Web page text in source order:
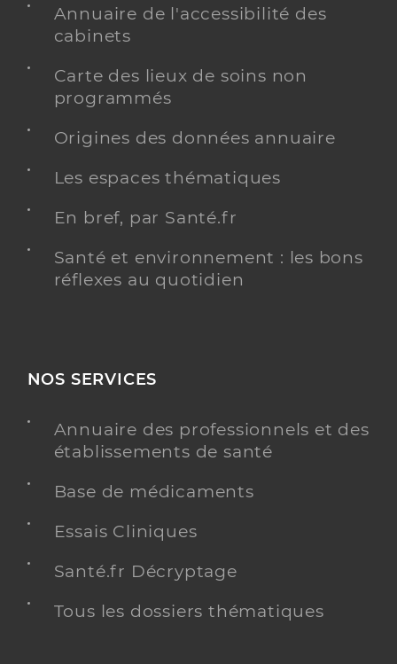
Annuaire de l'accessibilité des
cabinets
Carte des lieux de soins non
programmés
Origines des données annuaire
Les espaces thématiques
En bref, par Santé.fr
Santé et environnement : les bons
réflexes au quotidien
NOS SERVICES
Annuaire des professionnels et des
établissements de santé
Base de médicaments
Essais Cliniques
Santé.fr Décryptage
Tous les dossiers thématiques